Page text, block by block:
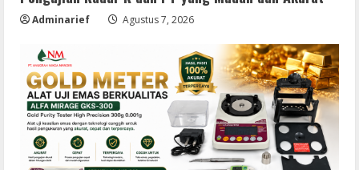
Adminarief Agustus 7, 2026